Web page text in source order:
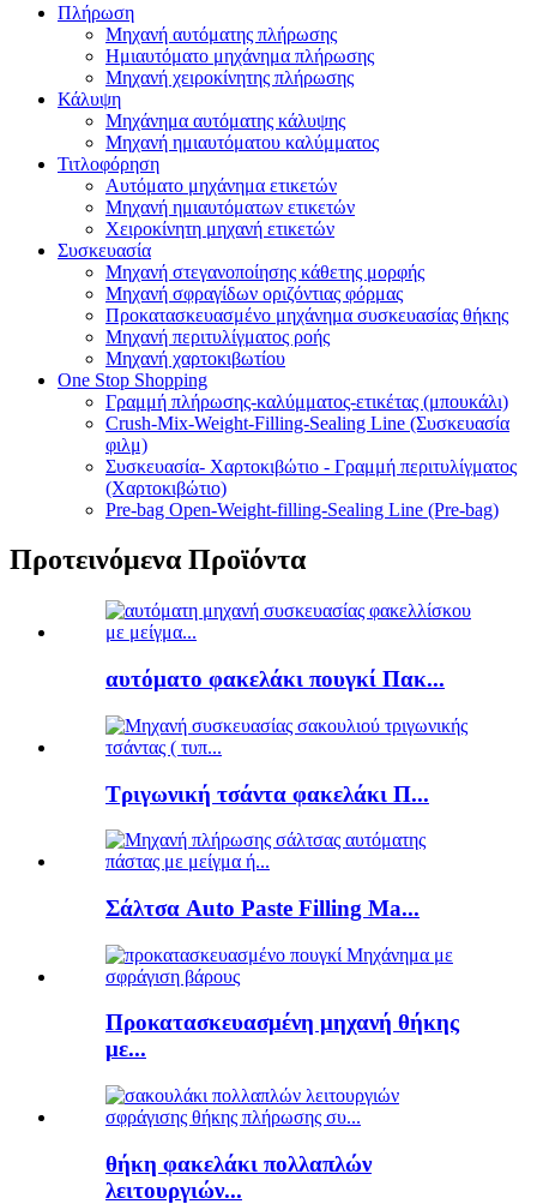
Πλήρωση
Μηχανή αυτόματης πλήρωσης
Ημιαυτόματο μηχάνημα πλήρωσης
Μηχανή χειροκίνητης πλήρωσης
Κάλυψη
Μηχάνημα αυτόματης κάλυψης
Μηχανή ημιαυτόματου καλύμματος
Τιτλοφόρηση
Αυτόματο μηχάνημα ετικετών
Μηχανή ημιαυτόματων ετικετών
Χειροκίνητη μηχανή ετικετών
Συσκευασία
Μηχανή στεγανοποίησης κάθετης μορφής
Μηχανή σφραγίδων οριζόντιας φόρμας
Προκατασκευασμένο μηχάνημα συσκευασίας θήκης
Μηχανή περιτυλίγματος ροής
Μηχανή χαρτοκιβωτίου
One Stop Shopping
Γραμμή πλήρωσης-καλύμματος-ετικέτας (μπουκάλι)
Crush-Mix-Weight-Filling-Sealing Line (Συσκευασία
φιλμ)
Συσκευασία- Χαρτοκιβώτιο - Γραμμή περιτυλίγματος
(Χαρτοκιβώτιο)
Pre-bag Open-Weight-filling-Sealing Line (Pre-bag)
Προτεινόμενα Προϊόντα
αυτόματο φακελάκι πουγκί Πακ...
Τριγωνική τσάντα φακελάκι Π...
Σάλτσα Auto Paste Filling Ma...
Προκατασκευασμένη μηχανή θήκης
με...
θήκη φακελάκι πολλαπλών
λειτουργιών...